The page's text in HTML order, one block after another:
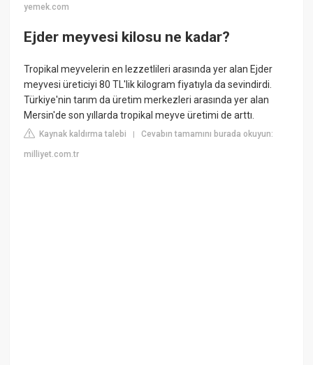
yemek.com
Ejder meyvesi kilosu ne kadar?
Tropikal meyvelerin en lezzetlileri arasında yer alan Ejder
meyvesi üreticiyi 80 TL'lik kilogram fiyatıyla da sevindirdi.
Türkiye'nin tarım da üretim merkezleri arasında yer alan
Mersin'de son yıllarda tropikal meyve üretimi de arttı.
Kaynak kaldırma talebi |Cevabın tamamını burada okuyun:
milliyet.com.tr